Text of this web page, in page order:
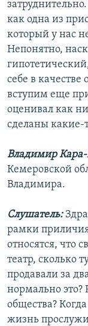
как одна из
который у нас
Непонятно,
себе в
вступим еще
оценивал как
сделаны какие-
Владимир
Кемеровской
Владимира.
Слушатель:
рамки
относятся, что
театр, сколько
продавали за
нормально это?
общества?
жизнь